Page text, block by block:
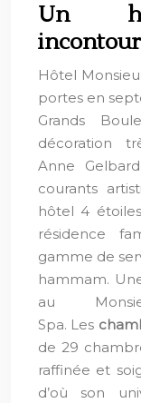
Un
Hôtel
portes en
Grands
décoration
Anne
courants
hôtel 4
résidence
gamme de
hammam.
au
Spa. Les
de 29
raffinée et
d’où son